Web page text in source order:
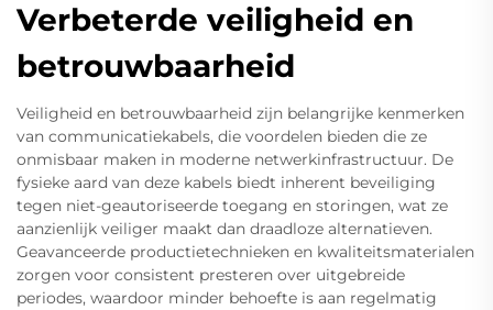
Verbeterde veiligheid en
betrouwbaarheid
Veiligheid en betrouwbaarheid zijn belangrijke kenmerken
van communicatiekabels, die voordelen bieden die ze
onmisbaar maken in moderne netwerkinfrastructuur. De
fysieke aard van deze kabels biedt inherent beveiliging
tegen niet-geautoriseerde toegang en storingen, wat ze
aanzienlijk veiliger maakt dan draadloze alternatieven.
Geavanceerde productietechnieken en kwaliteitsmaterialen
zorgen voor consistent presteren over uitgebreide
periodes, waardoor minder behoefte is aan regelmatig